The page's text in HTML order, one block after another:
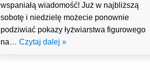
wspaniałą wiadomość! Już w najbliższą
sobotę i niedzielę możecie ponownie
podziwiać pokazy łyżwiarstwa figurowego
na… Czytaj dalej »